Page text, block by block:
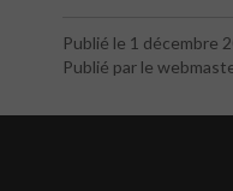
Publié le 1 décembre
Publié par le